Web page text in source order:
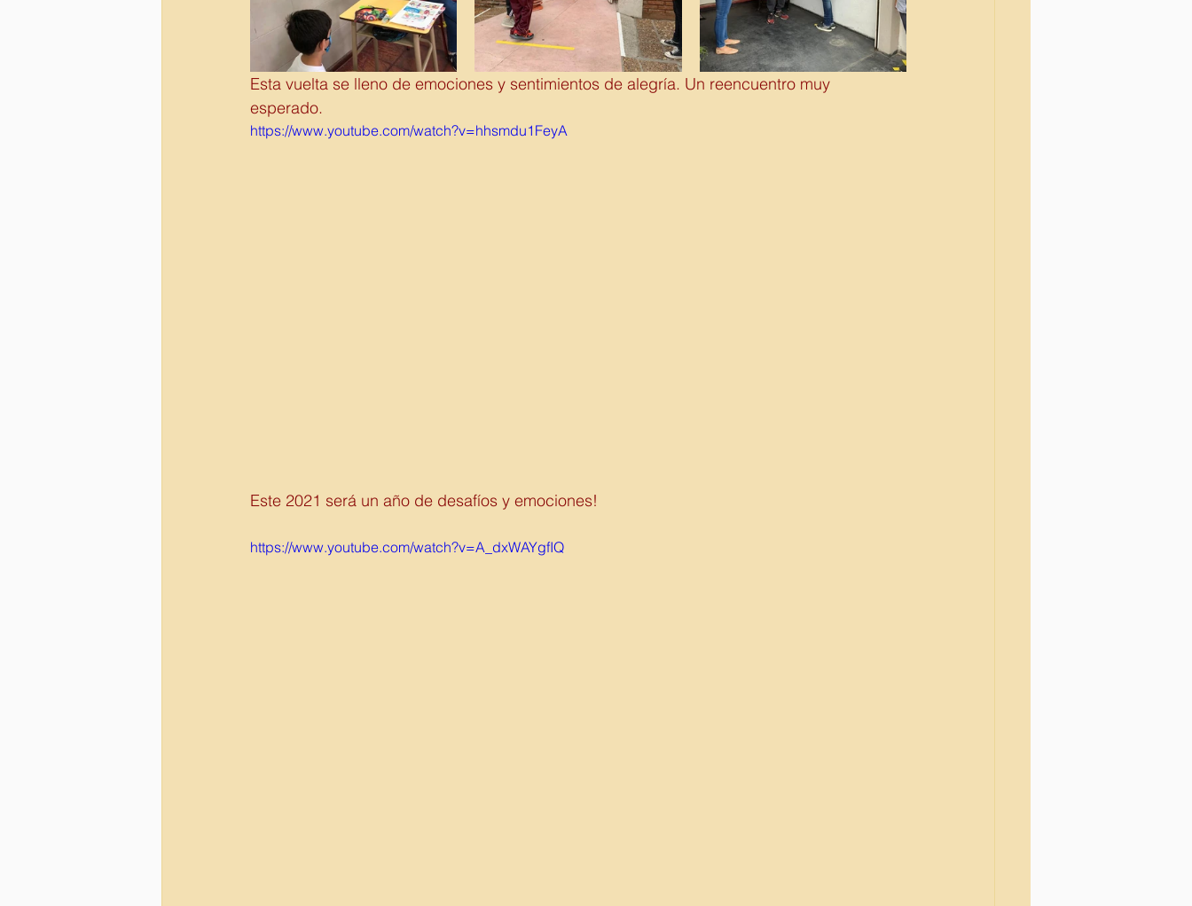
Esta vuelta se lleno de emociones y sentimientos de alegría. Un reencuentro muy
esperado.
https://www.youtube.com/watch?v=hhsmdu1FeyA
Este 2021 será un año de desafíos y emociones!
https://www.youtube.com/watch?v=A_dxWAYgfIQ